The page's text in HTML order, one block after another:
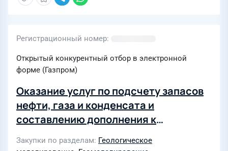
Регистрационный номер
Открытый конкурентный отбор в электронной
форме (Газпром)
Оказание услуг по подсчету запасов
нефти, газа и конденсата и
составлению дополнения к
Казанского нефтегазоконденсатного
Закупки по разделам Геологическое